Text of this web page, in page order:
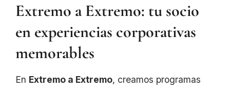
Extremo a Extremo: tu socio
en experiencias corporativas
memorables
En Extremo a Extremo, creamos programas